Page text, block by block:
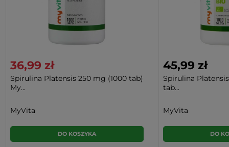
36,99 zł
Spirulina Platensis 250 mg (1000 tab)
My...
MyVita
DO KOSZYKA
45,99 zł
Spirulina
tab...
MyVita
DO